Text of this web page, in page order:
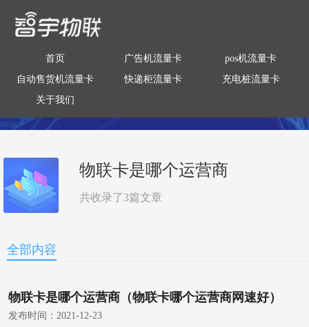
首页 广告机流量卡
pos机流量卡
自动售货机流量卡
快递柜流量卡
充电桩流量卡
关于我们
物联卡是哪个运营商
共收录了3篇文章
全部内容
物联卡是哪个运营商（物联卡哪个运营商网速好）
发布时间： 2021-12-23